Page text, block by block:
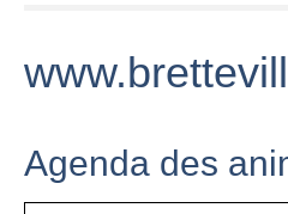
Agenda des